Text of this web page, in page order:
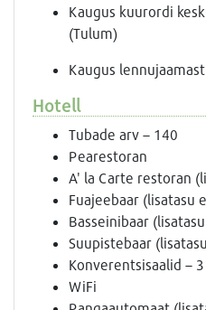
Kaugus kuurordi
(Tulum)
Kaugus
Hotell
Tubade arv – 140
Pearestoran
A' la Carte restoran
Fuajeebaar (lisatasu
Basseinibaar
Suupistebaar
Konverentsisaalid –
WiFi